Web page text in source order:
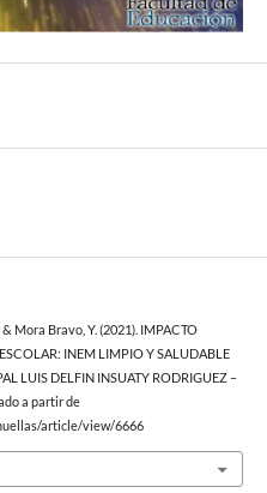
Mora Bravo, Y. (2021). IMPACTO
INEM LIMPIO Y SALUDABLE
LUIS DELFIN INSUATY RODRIGUEZ –
a partir de
article/view/6666